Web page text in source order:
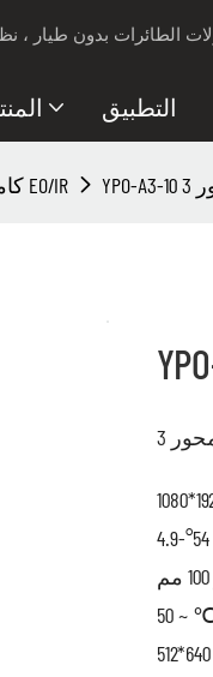
التطبيق
كاميرا EO/IR